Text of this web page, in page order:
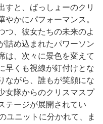
すと、ばっしょーのクリ
やかにパフォーマンス。
つ、彼女たちの未来のよ
詰め込まれたパワーソン
は、次々に景色を変えて
早くも視線が釘付けとな
ながら、誰もが笑顔にな
女隊からのクリスマスプ
テージが展開されてい
ユニットに分かれて、ま